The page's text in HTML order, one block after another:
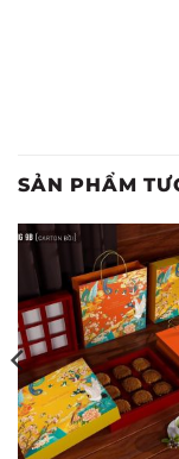
SẢN PHẨM